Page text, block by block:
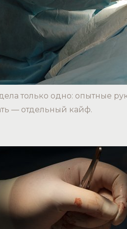
только одно: опытные
— отдельный кайф.